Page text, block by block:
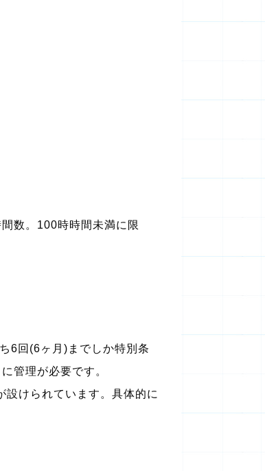
数。100時時間未満に限
6回(6ヶ月)までしか特別条
管理が必要です。
けられています。具体的に